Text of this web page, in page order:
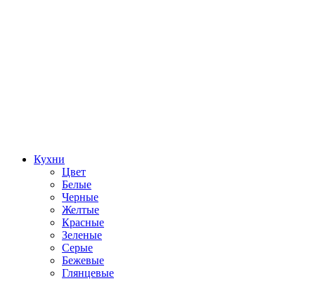
Кухни
Цвет
Белые
Черные
Желтые
Красные
Зеленые
Серые
Бежевые
Глянцевые